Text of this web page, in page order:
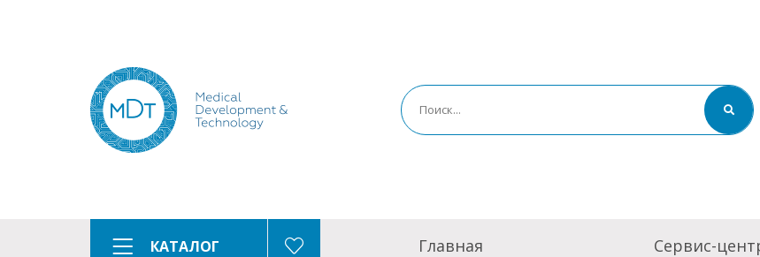
КАТАЛОГ Главная Сервис-